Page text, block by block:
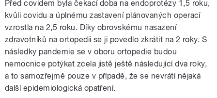
Před covidem byla čekací doba na endoprotézy 1,5 roku,
kvůli covidu a úplnému zastavení plánovaných operací
vzrostla na 2,5 roku. Díky obrovskému nasazení
zdravotníků na ortopedii se ji povedlo zkrátit na 2 roky. S
následky pandemie se v oboru ortopedie budou
nemocnice potýkat zcela jistě ještě následující dva roky,
a to samozřejmě pouze v případě, že se nevrátí nějaká
další epidemiologická opatření.